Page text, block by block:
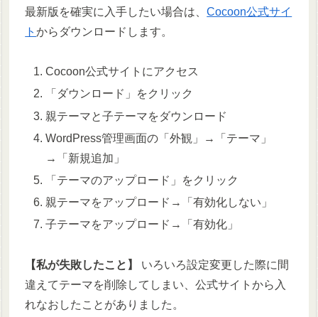
最新版を確実に入手したい場合は、Cocoon公式サイ
トからダウンロードします。
Cocoon公式サイトにアクセス
「ダウンロード」をクリック
親テーマと子テーマをダウンロード
WordPress管理画面の「外観」→「テーマ」
→「新規追加」
「テーマのアップロード」をクリック
親テーマをアップロード→「有効化しない」
子テーマをアップロード→「有効化」
【私が失敗したこと】
いろいろ設定変更した際に間
違えてテーマを削除してしまい、公式サイトから入
れなおしたことがありました。